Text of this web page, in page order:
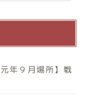
年９月場所】戦